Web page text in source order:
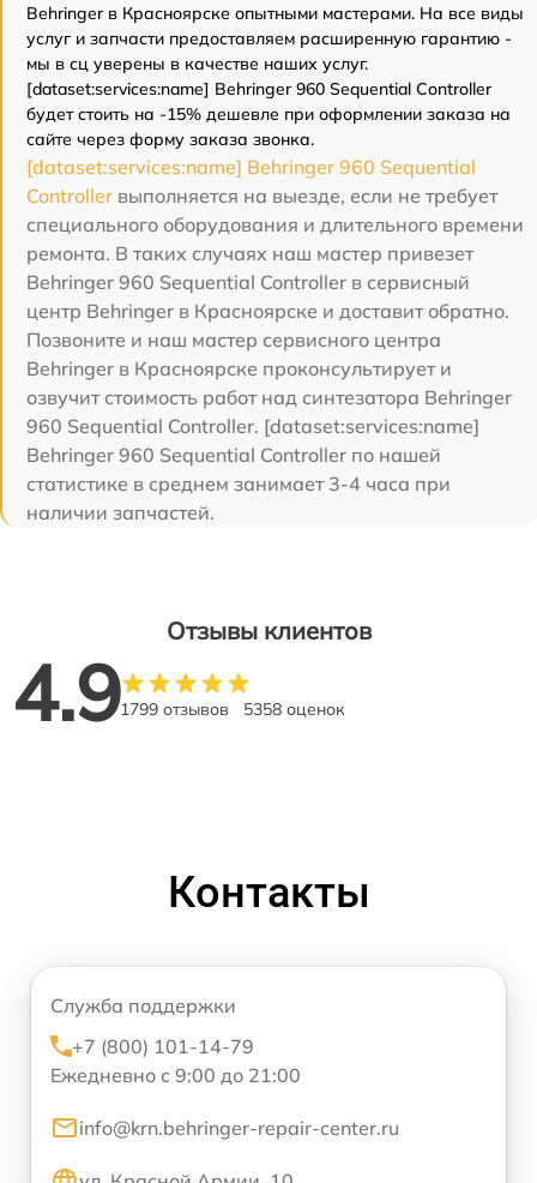
Behringer в Красноярске опытными мастерами. На все виды
услуг и запчасти предоставляем расширенную гарантию -
мы в сц уверены в качестве наших услуг.
[dataset:services:name] Behringer 960 Sequential Controller
будет стоить на -15% дешевле при оформлении заказа на
сайте через форму заказа звонка.
[dataset:services:name] Behringer 960 Sequential
Controller выполняется на выезде, если не требует
специального оборудования и длительного времени
ремонта. В таких случаях наш мастер привезет
Behringer 960 Sequential Controller в сервисный
центр Behringer в Красноярске и доставит обратно.
Позвоните и наш мастер сервисного центра
Behringer в Красноярске проконсультирует и
озвучит стоимость работ над синтезатора Behringer
960 Sequential Controller. [dataset:services:name]
Behringer 960 Sequential Controller по нашей
статистике в среднем занимает 3-4 часа при
наличии запчастей.
Отзывы клиентов
4.91799 отзывов 5358 оценок
Контакты
Служба поддержки
+7 (800) 101-14-79
Ежедневно с 9:00 до 21:00
info@krn.behringer-repair-center.ru